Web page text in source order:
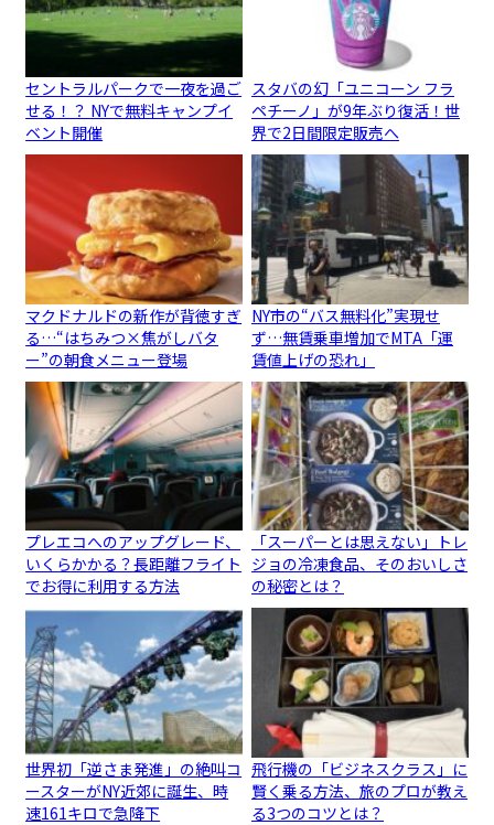
セントラルパークで一夜を過ご
せる！？ NYで無料キャンプイ
ベント開催
スタバの幻「ユニコーン フラ
ペチーノ」が9年ぶり復活！世
界で2日間限定販売へ
マクドナルドの新作が背徳すぎ
る…“はちみつ×焦がしバタ
ー”の朝食メニュー登場
NY市の“バス無料化”実現せ
ず…無賃乗車増加でMTA「運
賃値上げの恐れ」
プレエコへのアップグレード、
いくらかかる？長距離フライト
でお得に利用する方法
「スーパーとは思えない」トレ
ジョの冷凍食品、そのおいしさ
の秘密とは？
世界初「逆さま発進」の絶叫コ
ースターがNY近郊に誕生、時
速161キロで急降下
飛行機の「ビジネスクラス」に
賢く乗る方法、旅のプロが教え
る3つのコツとは？